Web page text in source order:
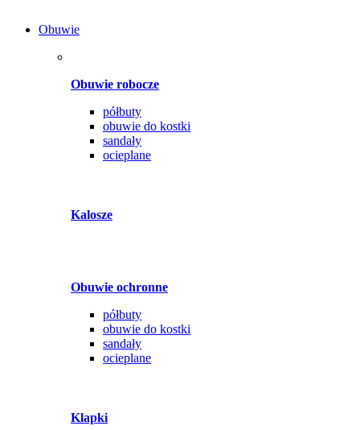
Obuwie
Obuwie robocze
półbuty
obuwie do kostki
sandały
ocieplane
Kalosze
Obuwie ochronne
półbuty
obuwie do kostki
sandały
ocieplane
Klapki